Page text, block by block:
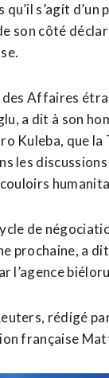
s’agit d’un
son côté
Affaires
a dit à son
Kuleba, que la
les
de
prochaine, a
l’agence
rédigé
française